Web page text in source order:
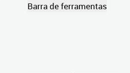
Barra de ferramentas